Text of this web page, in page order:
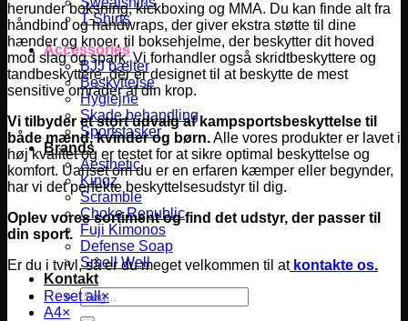
T-Shirts
Accessories
BJJ bælter
Beskyttelse
Hygiejne
Skade behandling
Sportstasker
Brands
Aesthetic
Kingz
Scramble
Choke Republic
Fuji Kimonos
Defense Soap
Smell Well
Kontakt
Søg
efter:
herunder boksning, kickboxing og MMA. Du kan finde alt fra
håndbind og handwraps, der giver ekstra støtte til dine
hænder og knoer, til boksehjelme, der beskytter dit hoved
mod slag og spark. Vi forhandler også skridtbeskyttere og
tandbeskyttere, der er designet til at beskytte de mest
sensitive områder af din krop.
Vi tilbyder et stort udvalg af kampsportsbeskyttelse til
både mænd, kvinder og børn.Alle vores produkter er lavet i
høj kvalitet og er testet for at sikre optimal beskyttelse og
komfort. Uanset om du er en erfaren kæmper eller begynder,
har vi det perfekte beskyttelsesudstyr til dig.
Oplev vores sortiment og find det udstyr, der passer til
din sport.
Er du i tvivl, så er du meget velkommen til at kontakte os.
Reset all×
A4×